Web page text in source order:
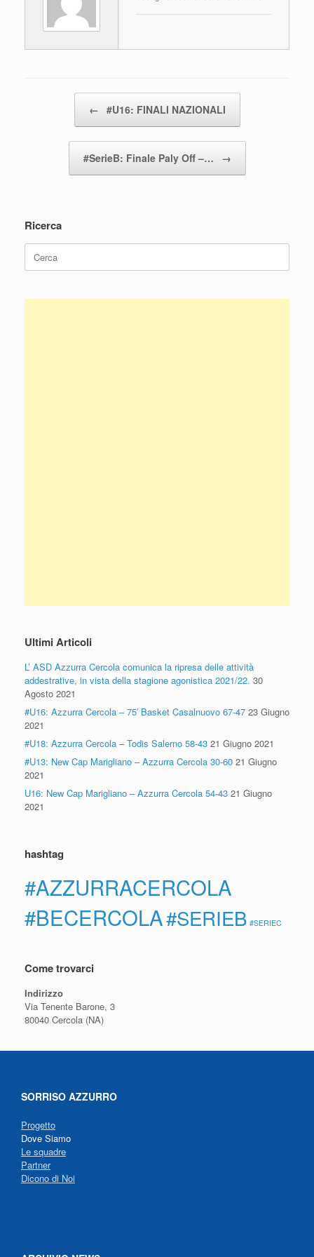
o
o
k
di
← #U16: FINALI NAZIONALI
#SerieB: Finale Paly Off –… →
Ricerca
Ricerca
per:
Ultimi Articoli
L’ ASD Azzurra Cercola comunica la ripresa delle attività
addestrative, in vista della stagione agonistica 2021/22. 30
Agosto 2021
#U16: Azzurra Cercola – 75′ Basket Casalnuovo 67-47 23 Giugno
2021
#U18: Azzurra Cercola – Todis Salerno 58-43 21 Giugno 2021
#U13: New Cap Marigliano – Azzurra Cercola 30-60 21 Giugno
2021
U16: New Cap Marigliano – Azzurra Cercola 54-43 21 Giugno
2021
hashtag
#AZZURRACERCOLA
#BECERCOLA#SERIEB #SERIEC
Come trovarci
Indirizzo
Via Tenente Barone, 3
80040 Cercola (NA)
SORRISO AZZURRO
Progetto
Dove Siamo
Le squadre
Partner
Dicono di Noi